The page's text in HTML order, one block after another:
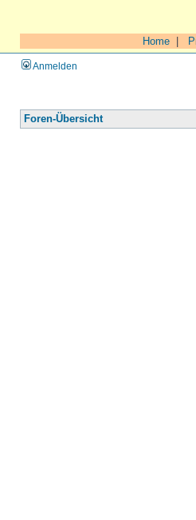
Home
Anmelden
Foren-Übersicht